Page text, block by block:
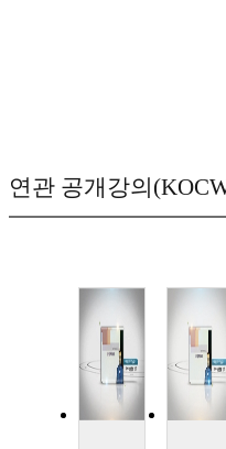
연관 공개강의